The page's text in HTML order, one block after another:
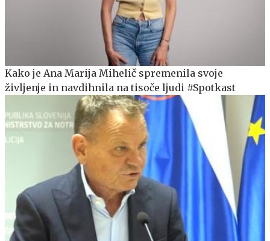
Kako je Ana Marija Mihelič spremenila svoje
življenje in navdihnila na tisoče ljudi #Spotkast